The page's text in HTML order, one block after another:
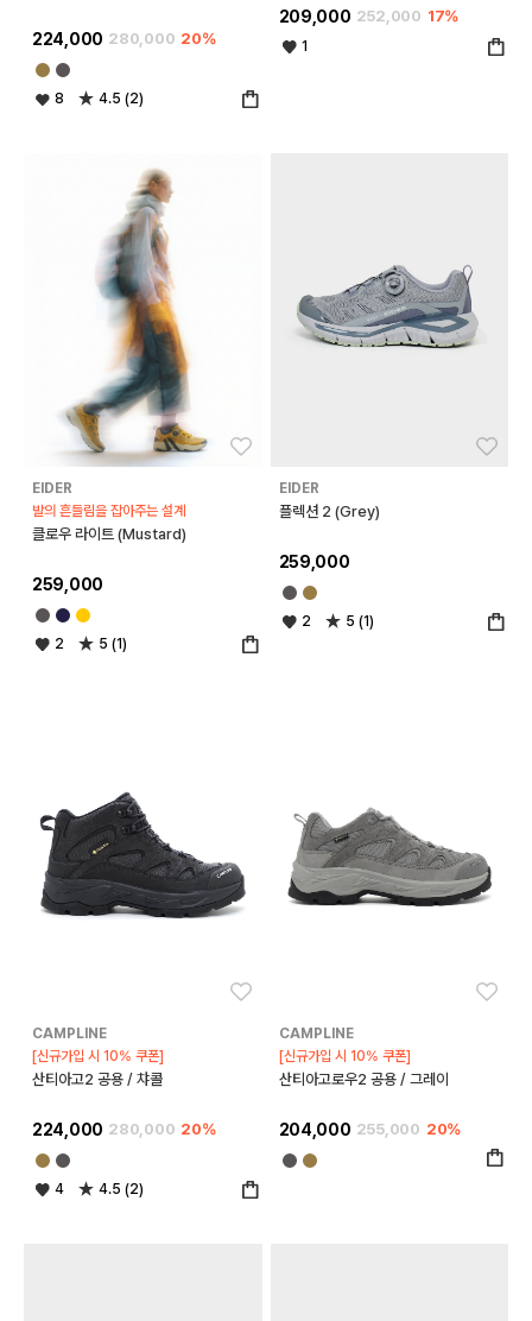
224,000 280,000 20%
8 4.5 (2)
209,000 252,000 17%
1
EIDER
발의 흔들림을 잡아주는 설계
클로우 라이트 (Mustard)
259,000
2 5 (1)
EIDER
플렉션 2 (Grey)
259,000
2 5 (1)
CAMPLINE
[신규가입 시 10% 쿠폰]
산티아고2 공용 / 챠콜
224,000 280,000 20%
4 4.5 (2)
CAMPLINE
[신규가입 시 10% 쿠폰]
산티아고로우2 공용 / 그레이
204,000 255,000 20%